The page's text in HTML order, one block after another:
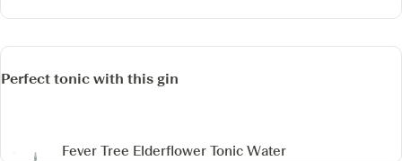
Perfect tonic with this gin
Fever Tree Elderflower Tonic Water